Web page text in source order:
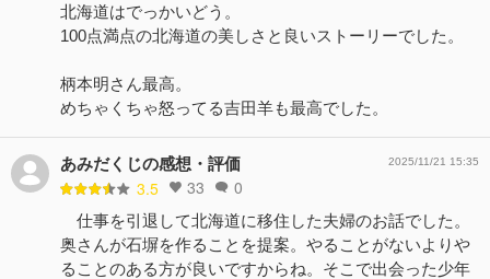
北海道はでっかいどう。
100点満点の北海道の美しさと良いストーリーでした。
柄本明さん最高。
めちゃくちゃ怒ってる吉田羊も最高でした。
あみだくじの感想・評価
3.5 33 0
2025/11/21 15:35
仕事を引退して北海道に移住した夫婦のお話でした。
奥さんが石塀を作ることを提案。やることがないよりや
ることのある方が良いですからね。そこで出会った少年